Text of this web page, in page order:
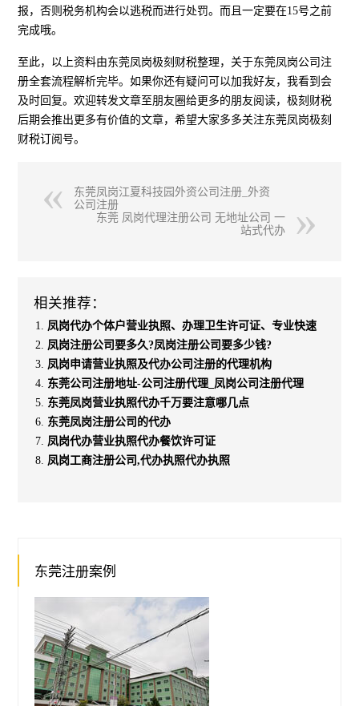
报，否则税务机构会以逃税而进行处罚。而且一定要在15号之前
完成哦。
至此，以上资料由东莞凤岗极刻财税整理，关于东莞凤岗公司注
册全套流程解析完毕。如果你还有疑问可以加我好友，我看到会
及时回复。欢迎转发文章至朋友圈给更多的朋友阅读，极刻财税
后期会推出更多有价值的文章，希望大家多多关注东莞凤岗极刻
财税订阅号。
东莞凤岗江夏科技园外资公司注册_外资
公司注册
东莞 凤岗代理注册公司 无地址公司 一
站式代办
相关推荐：
凤岗代办个体户营业执照、办理卫生许可证、专业快速
凤岗注册公司要多久?凤岗注册公司要多少钱?
凤岗申请营业执照及代办公司注册的代理机构
东莞公司注册地址-公司注册代理_凤岗公司注册代理
东莞凤岗营业执照代办千万要注意哪几点
东莞凤岗注册公司的代办
凤岗代办营业执照代办餐饮许可证
凤岗工商注册公司,代办执照代办执照
东莞注册案例